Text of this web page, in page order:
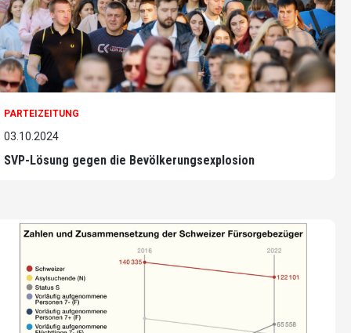
PARTEIZEITUNG
03.10.2024
SVP-Lösung gegen die Bevölkerungsexplosion